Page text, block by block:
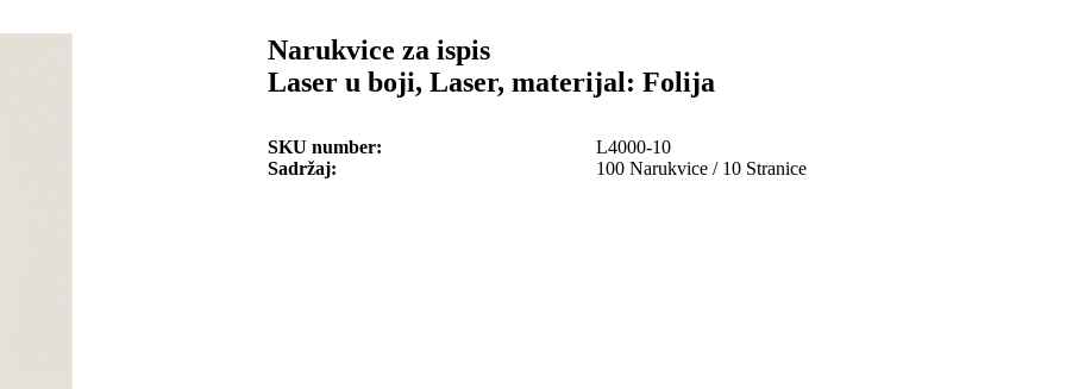
Narukvice za ispis
Laser u boji, Laser, materijal: Folija
SKU number
L4000-10
Sadržaj
100 Narukvice / 10 Stranice